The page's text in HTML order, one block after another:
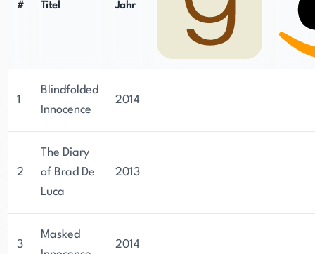
# Titel Jahr
1
Blindfolded
Innocence
2014
2
The Diary
of Brad De
Luca
2013
3
Masked
2014